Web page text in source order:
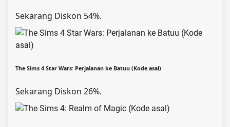
Sekarang Diskon 54%.
The Sims 4 Star Wars: Perjalanan ke Batuu (Kode asal)
Sekarang Diskon 26%.